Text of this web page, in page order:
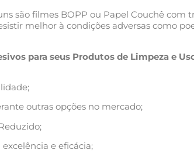
são filmes BOPP ou Papel Couchê
melhor à condições adversas como
para seus Produtos de Limpeza e
outras opções no mercado;
e eficácia;